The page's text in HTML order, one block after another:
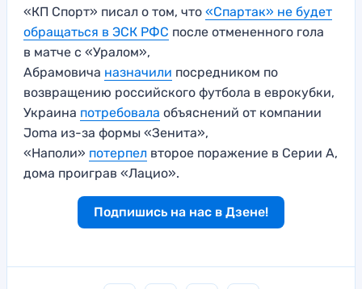
«КП Спорт» писал о том, что «Спартак» не будет
обращаться в ЭСК РФС после отмененного гола
в матче с «Уралом»,
Абрамовича назначили посредником по
возвращению российского футбола в еврокубки,
Украина потребовала объяснений от компании
Joma из-за формы «Зенита»,
«Наполи» потерпел второе поражение в Серии А,
дома проиграв «Лацио».
Подпишись на нас в Дзене!